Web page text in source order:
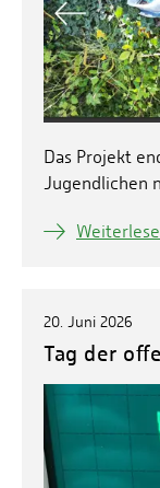
Das Projekt
Jugendlichen
20. Juni 2026
Tag der